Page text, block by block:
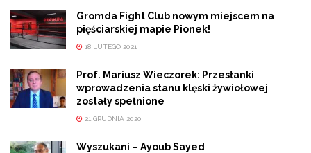
Gromda Fight Club nowym miejscem na
pięściarskiej mapie Pionek!
18 LUTEGO 2021
Prof. Mariusz Wieczorek: Przesłanki
wprowadzenia stanu klęski żywiołowej
zostały spełnione
21 GRUDNIA 2020
Wyszukani – Ayoub Sayed